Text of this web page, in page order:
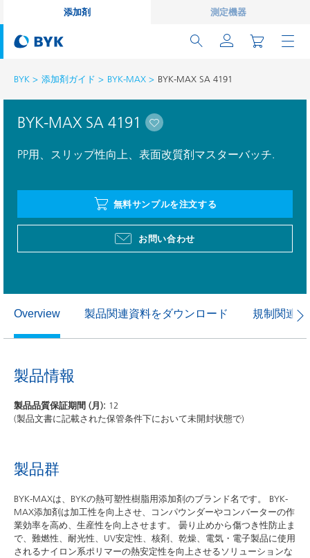
添加剤 測定機器
BYK 添加剤ガイド BYK-MAX BYK-MAX SA 4191
BYK-MAX SA 4191
PP用、スリップ性向上、表面改質剤マスターバッチ.
無料サンプルを注文する
お問い合わせ
Overview 製品関連資料をダウンロード 規制関連
製品情報
製品品質保証期間 (月): 12
(製品文書に記載された保管条件下において未開封状態で)
製品群
BYK-MAXは、BYKの熱可塑性樹脂用添加剤のブランド名です。 BYK-
MAX添加剤は加工性を向上させ、コンパウンダーやコンバーターの作
業効率を高め、生産性を向上させます。 曇り止めから傷つき性防止ま
で、難燃性、耐光性、UV安定性、核剤、乾燥、電気・電子製品に使用
されるナイロン系ポリマーの熱安定性を向上させるソリューションな